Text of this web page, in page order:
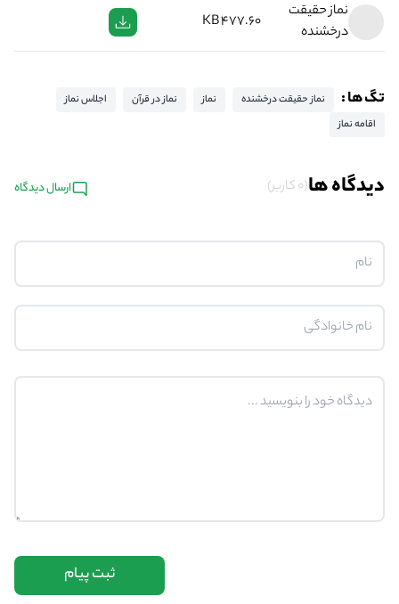
نماز حقيقت
درخشنده
477.60 KB
تگ ها : نماز حقيقت درخشنده نماز نماز در قرآن
اجلاس نماز
اقامه نماز
دیدگاه ها(0 کاربر) ارسال دیدگاه
ثبت پیام